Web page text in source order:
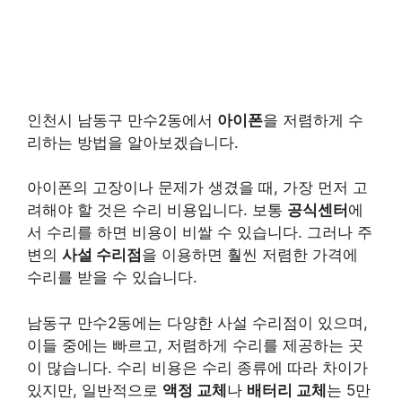
인천시 남동구 만수2동에서 아이폰을 저렴하게 수
리하는 방법을 알아보겠습니다.
아이폰의 고장이나 문제가 생겼을 때, 가장 먼저 고
려해야 할 것은 수리 비용입니다. 보통 공식센터 에
서 수리를 하면 비용이 비쌀 수 있습니다. 그러나 주
변의 사설 수리점 을 이용하면 훨씬 저렴한 가격에
수리를 받을 수 있습니다.
남동구 만수2동에는 다양한 사설 수리점이 있으며,
이들 중에는 빠르고, 저렴하게 수리를 제공하는 곳
이 많습니다. 수리 비용은 수리 종류에 따라 차이가
있지만, 일반적으로 액정 교체나 배터리 교체는 5만